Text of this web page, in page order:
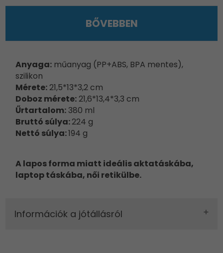
BŐVEBBEN
Anyaga: műanyag (PP+ABS, BPA mentes),
szilikon
Mérete:21,5*13*3,2 cm
Doboz mérete:21,6*13,4*3,3 cm
Űrtartalom: 380 ml
Bruttó súlya:224 g
Nettó súlya:194 g
A lapos forma miatt ideális aktatáskába,
laptop táskába, női retikülbe.
Információk a jótállásról